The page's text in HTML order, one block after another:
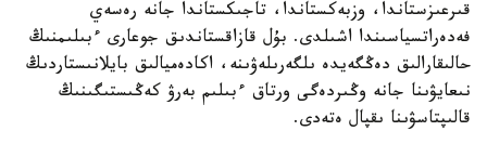
قىرعىزستاندا، وزبەكستاندا، تاجىكستاندا جانە رەسەي
فەدەراتسياسىندا اشىلدى. بۇل قازاقستاندىق جوعارى ءبىلىمنىڭ
حالىقارالىق دەڭگەيدە ىلگەرىلەۋىنە، اكادەميالىق بايلانىستاردىڭ
نىعايۋىنا جانە وڭىردەگى ورتاق ءبىلىم بەرۋ كەڭىستىگىنىڭ
قالىپتاسۋىنا ىقپال ەتەدى.